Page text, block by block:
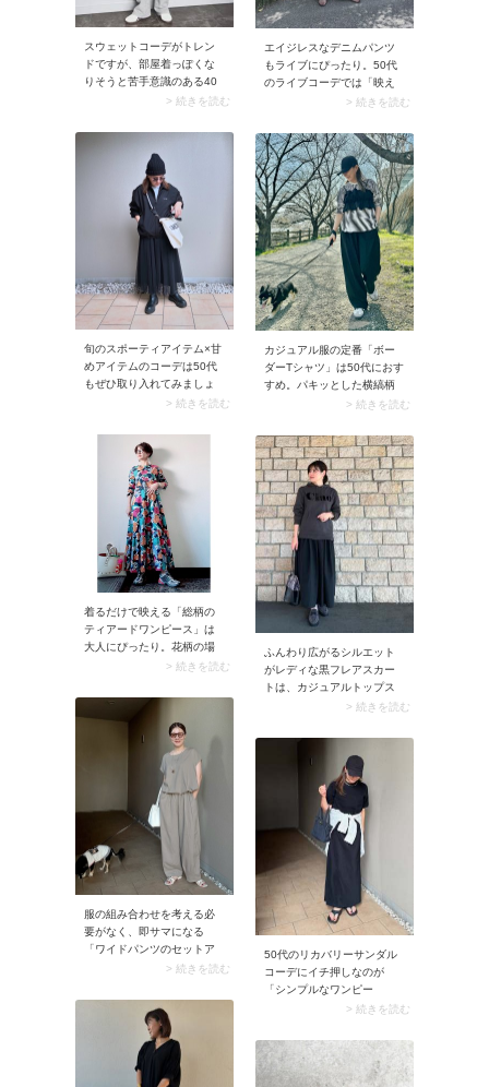
スウェットコーデがトレン
ドですが、部屋着っぽくな
りそうと苦手意識のある40
代50代も少なくないはず。
がジージャンです！ ラフな
コーデを瞬時に引き締めま
す。 スナップのようなロゴ
トップスなどカジュアルな
服装のときにもおすすめ。
オーバーサイズのジージャ
ンを選ぶと、ますますこな
れ感がアップしますよ。
> 続きを読む
エイジレスなデニムパンツ
もライブにぴったり。50代
のライブコーデでは「映え
トップス」を投入するのが
トレンドデザインや推し色
のニットを選んでみては。
それだけで定番のデニムコ
ーデが今どきのルックスに
決まりますよ。
> 続きを読む
旬のスポーティアイテム×甘
めアイテムのコーデは50代
もぜひ取り入れてみましょ
う。軽快な黒のジップジャ
を合わせれば、今っぽくて
大人に馴染むスタイルに。
足元をブーツで引き締める
と全体のバランスがすっき
り整います。
> 続きを読む
カジュアル服の定番「ボー
ダーTシャツ」は50代におす
すめ。パキッとした横縞柄
（よこしまがら）がアクテ
イキイキとした印象に。加
えて全身をモノトーンカラ
ーでまとめると、シンプル
で大人っぽいコーデに仕上
がります。
> 続きを読む
着るだけで映える「総柄の
ティアードワンピース」は
大人にぴったり。花柄の場
合は大胆な大きめの柄がお
近は小花柄が人気ですが、
若作りに見えてしまいそう
なので避けた方が無難。大
きな柄ならパキッとしたメ
リハリが生まれ、50代のス
タイリングにハマります。
> 続きを読む
ふんわり広がるシルエット
がレディな黒フレアスカー
トは、カジュアルトップス
とも相性抜群。こんなロゴ
代に似合う大人カジュアル
が完成します。モデルさん
はトップスを落ち着いたチ
ャコールグレーにすること
で、カジュアルな中に大人
のシックさも演出していま
> 続きを読む
服の組み合わせを考える必
要がなく、即サマになる
「ワイドパンツのセットア
ップ」は50代にうってつ
パンツは肌離れがよく風通
し抜群。ブラウスとのセッ
トアイテムで取り入れれ
ば、ダボッとしたパンツも
きれいめに着こなせます
> 続きを読む
50代のリカバリーサンダル
コーデにイチ押しなのが
「シンプルなワンピー
ス」。中でもストンとした
リーブワンピースはリラク
シーなムードがあり、トン
グタイプのリカバリーサン
> 続きを読む